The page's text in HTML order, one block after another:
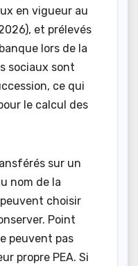
en vigueur au
et prélevés
lors de la
sociaux sont
ce qui
le calcul des
sur un
nom de la
choisir
Point
peuvent pas
propre PEA. Si